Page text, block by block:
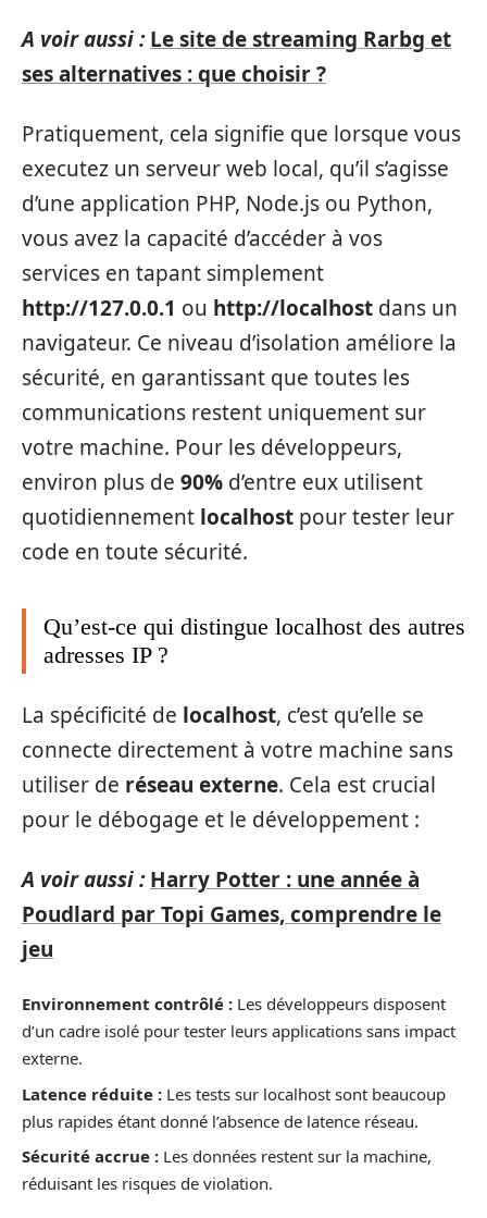
A voir aussi : Le site de streaming Rarbg et
ses alternatives : que choisir ?
Pratiquement, cela signifie que lorsque vous
executez un serveur web local, qu’il s’agisse
d’une application PHP, Node.js ou Python,
vous avez la capacité d’accéder à vos
services en tapant simplement
http://127.0.0.1 ou http://localhost dans un
navigateur. Ce niveau d’isolation améliore la
sécurité, en garantissant que toutes les
communications restent uniquement sur
votre machine. Pour les développeurs,
environ plus de 90% d’entre eux utilisent
quotidiennement localhost pour tester leur
code en toute sécurité.
Qu’est-ce qui distingue localhost des autres
adresses IP ?
La spécificité de localhost, c’est qu’elle se
connecte directement à votre machine sans
utiliser de réseau externe. Cela est crucial
pour le débogage et le développement :
A voir aussi : Harry Potter : une année à
Poudlard par Topi Games, comprendre le
jeu
Environnement contrôlé : Les développeurs disposent
d’un cadre isolé pour tester leurs applications sans impact
externe.
Latence réduite : Les tests sur localhost sont beaucoup
plus rapides étant donné l’absence de latence réseau.
Sécurité accrue : Les données restent sur la machine,
réduisant les risques de violation.